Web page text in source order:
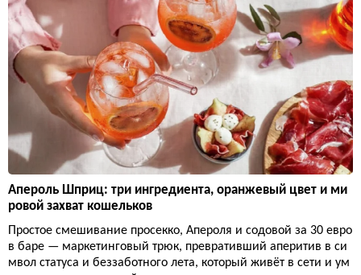
Апероль Шприц: три ингредиента, оранжевый цвет и ми
ровой захват кошельков
Простое смешивание просекко, Апероля и содовой за 30 евро
в баре — маркетинговый трюк, превративший аперитив в си
мвол статуса и беззаботного лета, который живёт в сети и ум